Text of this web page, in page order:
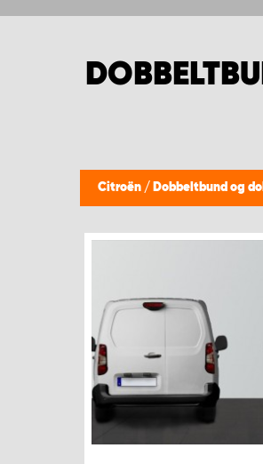
Citroën / Dobbeltbund og